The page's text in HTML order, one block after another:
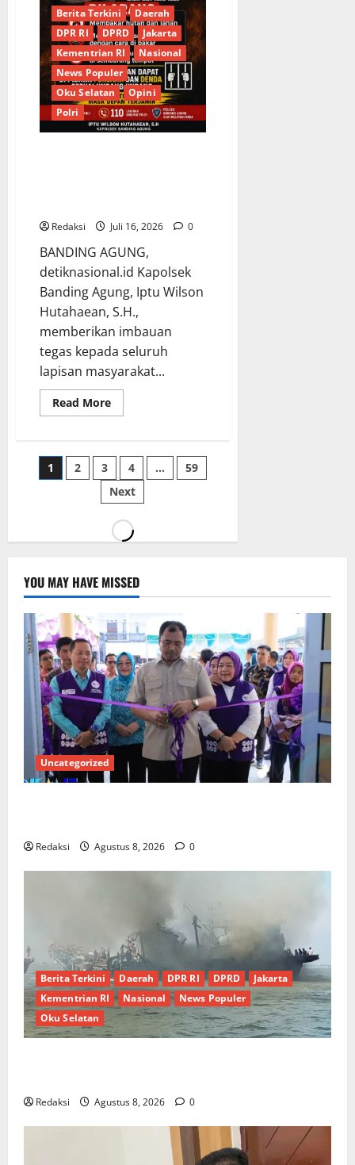
Integritas*
Berita Terkini
Daerah
DPR RI
DPRD
Jakarta
Kementrian RI
Nasional
News Populer
Oku Selatan
Opini
Polri
Redaksi Juli 16, 2026 0
BANDING AGUNG,
detiknasional.id Kapolsek
Banding Agung, Iptu Wilson
Hutahaean, S.H.,
memberikan imbauan
tegas kepada seluruh
lapisan masyarakat...
Read MoreRead
more
Kapolsek
Banding
Agung
Imbau
Masyarakat
Bakar
Hutan
dan
Paginasi
1 2 3 4 …
59
Next
YOU MAY HAVE MISSED
Uncategorized
Redaksi Agustus 8, 2026 0
Berita Terkini Daerah DPR RI DPRD
Jakarta
Kementrian RI
Nasional
News Populer
Oku Selatan
Redaksi Agustus 8, 2026 0